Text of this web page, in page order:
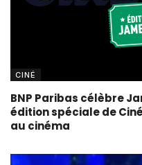
CINÉ
BNP Paribas célèbre
édition spéciale de
au cinéma